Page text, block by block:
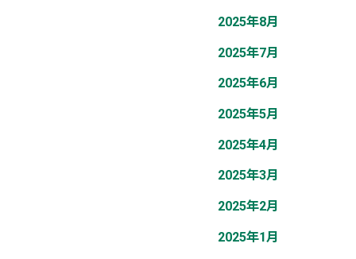
2025年8月
2025年7月
2025年6月
2025年5月
2025年4月
2025年3月
2025年2月
2025年1月